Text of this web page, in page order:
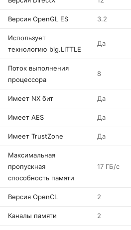
Версия OpenGL ES 3.2
Использует
технологию big.LITTLE
Да
Поток выполнения
процессора
8
Имеет NX бит Да
Имеет AES Да
Имеет TrustZone Да
Максимальная
пропускная
способность памяти
17 ГБ/с
Версия OpenCL 2
Каналы памяти 2